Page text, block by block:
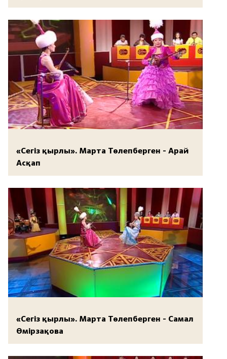
«Сегіз қырлы». Марта Төлепберген - Арай
Асқап
«Сегіз қырлы». Марта Төлепберген - Самал
Өмірзақова